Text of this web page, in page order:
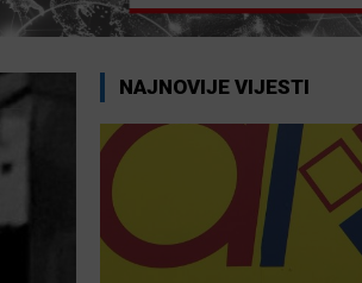
NAJNOVIJE VIJESTI